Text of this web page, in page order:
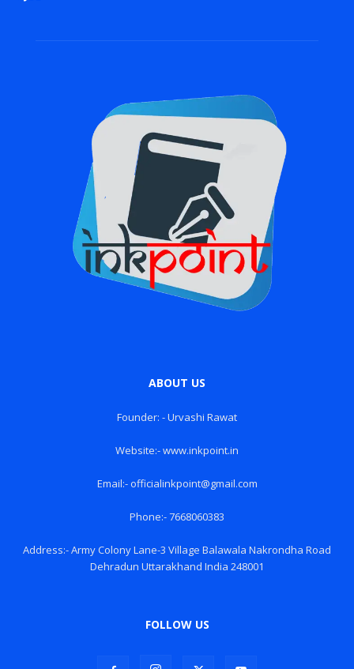
ABOUT US
Founder: - Urvashi Rawat
Website:- www.inkpoint.in
Email:- officialinkpoint@gmail.com
Phone:- 7668060383
Address:- Army Colony Lane-3 Village Balawala Nakrondha Road
Dehradun Uttarakhand India 248001
FOLLOW US